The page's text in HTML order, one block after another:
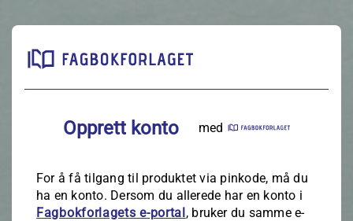
Opprett konto med
For å få tilgang til produktet via pinkode, må du
ha en konto. Dersom du allerede har en konto i
Fagbokforlagets e‑portal, bruker du samme e-